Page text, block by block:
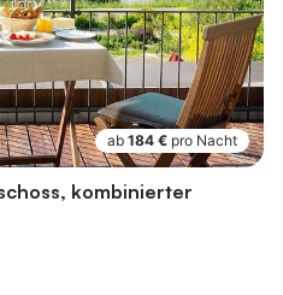
ab 184 € pro Nacht
kombinierter